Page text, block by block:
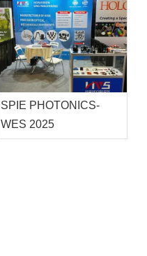
SPIE PHOTONICS-
WES 2025